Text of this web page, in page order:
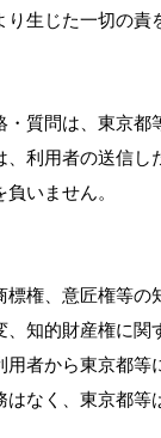
生じた一切の責
質問は、東京
利用者の送信
いません。
権、意匠権等
知的財産権に
者から東京都
なく、東京都